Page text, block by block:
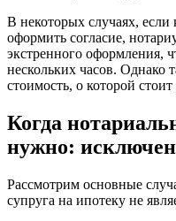
В некоторых случаях,
оформить согласие,
экстренного оформления,
нескольких часов. Однако
стоимость, о которой стоит
Когда
нужно:
Рассмотрим основные
супруга на ипотеку не